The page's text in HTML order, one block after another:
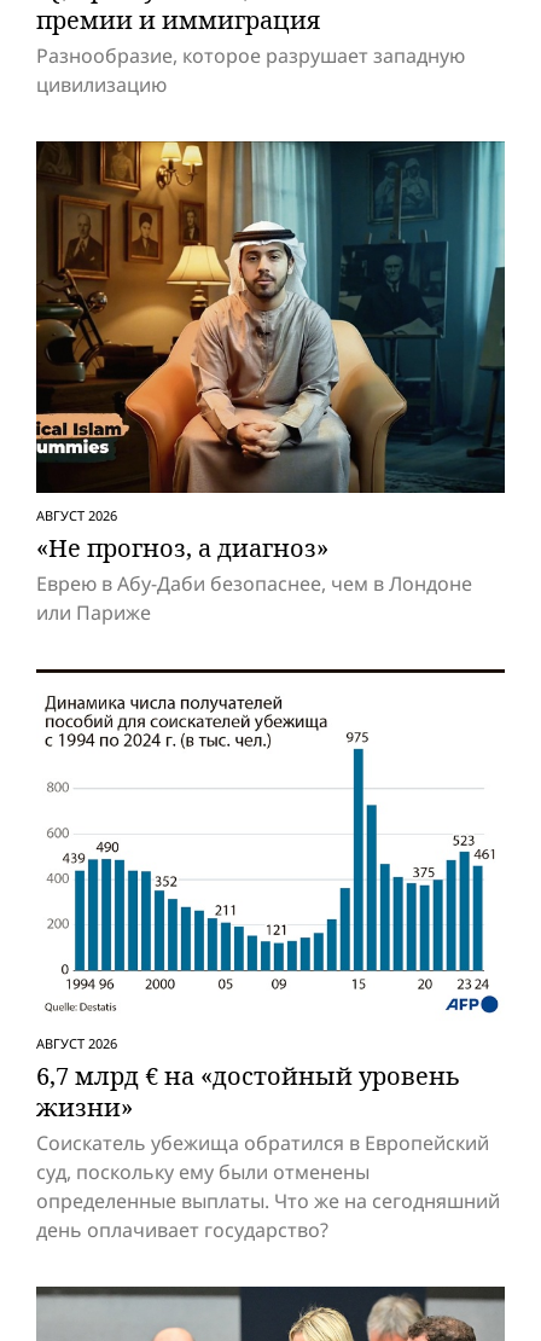
премии и иммиграция
Разнообразие, которое разрушает западную
цивилизацию
АВГУСТ 2026
«Не прогноз, а диагноз»
Еврею в Абу-Даби безопаснее, чем в Лондоне
или Париже
АВГУСТ 2026
6,7 млрд € на «достойный уровень
жизни»
Соискатель убежища обратился в Европейский
суд, поскольку ему были отменены
определенные выплаты. Что же на сегодняшний
день оплачивает государство?